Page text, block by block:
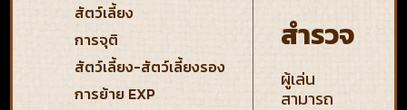
สัตว์เลี้ยง
การจุติ
สัตว์เลี้ยง-สัตว์เลี้ยงรอง
การย้าย EXP
สำรวจ
ผู้เล่น
สามารถ